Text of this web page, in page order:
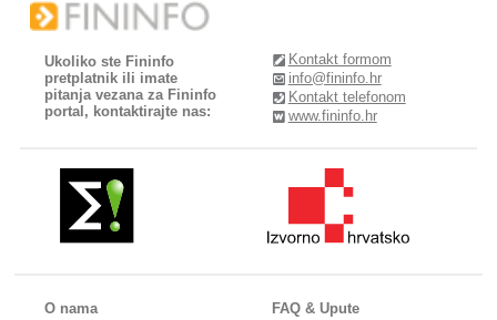
Ukoliko ste Fininfo
pretplatnik ili imate
pitanja vezana za Fininfo
portal, kontaktirajte nas:
Kontakt formom
info@fininfo.hr
Kontakt telefonom
www.fininfo.hr
O nama
FAQ & Upute